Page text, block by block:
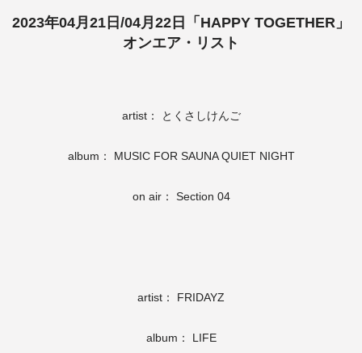
2023年04月21日/04月22日「HAPPY TOGETHER」
オンエア・リスト
artist： とくさしけんご
album： MUSIC FOR SAUNA QUIET NIGHT
on air： Section 04
artist： FRIDAYZ
album： LIFE